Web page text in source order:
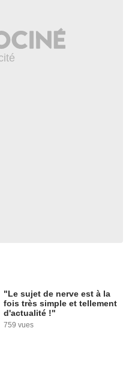
"Le sujet de nerve est à la
fois très simple et tellement
d'actualité !"
759 vues